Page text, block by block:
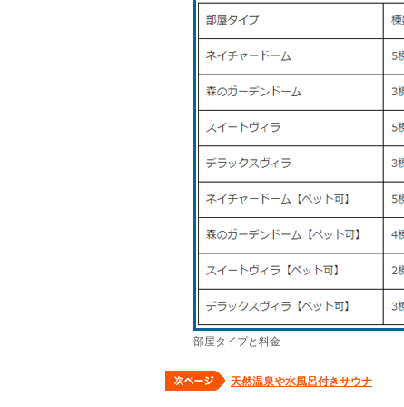
部屋タイプと料金
天然温泉や水風呂付きサウナ